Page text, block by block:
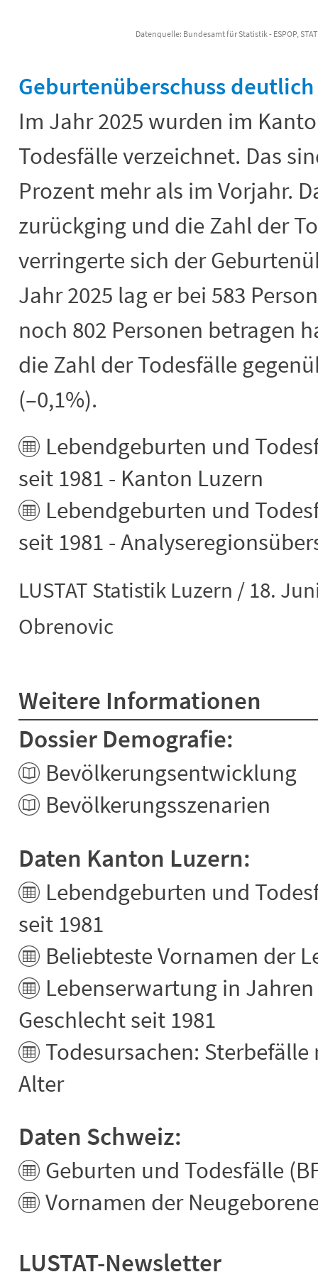
Datenquelle: Bundesamt für Statistik - ESPOP,
Geburtenüberschuss
Im Jahr 2025 wurden im
Todesfälle verzeichnet. Das
Prozent mehr als im Vorjahr.
zurückging und die Zahl der
verringerte sich der
Jahr 2025 lag er bei 583
noch 802 Personen betragen
die Zahl der Todesfälle
(–0,1%).
Lebendgeburten und
seit 1981 - Kanton Luzern
Lebendgeburten und
seit 1981 -
LUSTAT Statistik Luzern / 18.
Obrenovic
Weitere Informationen
Dossier Demografie:
Bevölkerungsentwicklung
Bevölkerungsszenarien
Daten Kanton Luzern:
Lebendgeburten und
seit 1981
Beliebteste Vornamen der
Lebenserwartung in
Geschlecht seit 1981
Todesursachen:
Alter
Daten Schweiz:
Geburten und Todesfälle
Vornamen der
LUSTAT-Newsletter